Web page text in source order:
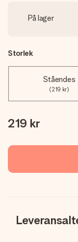
På lager
Storlek
Ståendes
(219 kr)
219 kr